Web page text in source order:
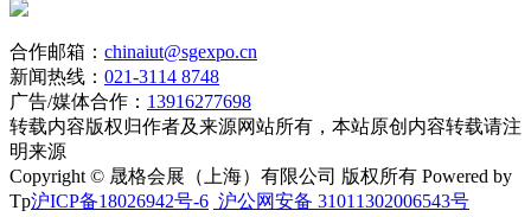
合作邮箱： chinaiut@sgexpo.cn
新闻热线： 021-3114 8748
广告/媒体合作： 13916277698
转载内容版权归作者及来源网站所有，本站原创内容转载请注
明来源
Copyright © 晟格会展（上海）有限公司 版权所有 Powered by
Tp沪ICP备18026942号-6 沪公网安备 31011302006543号